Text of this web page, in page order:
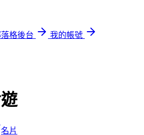
格後台
我的帳號
名片